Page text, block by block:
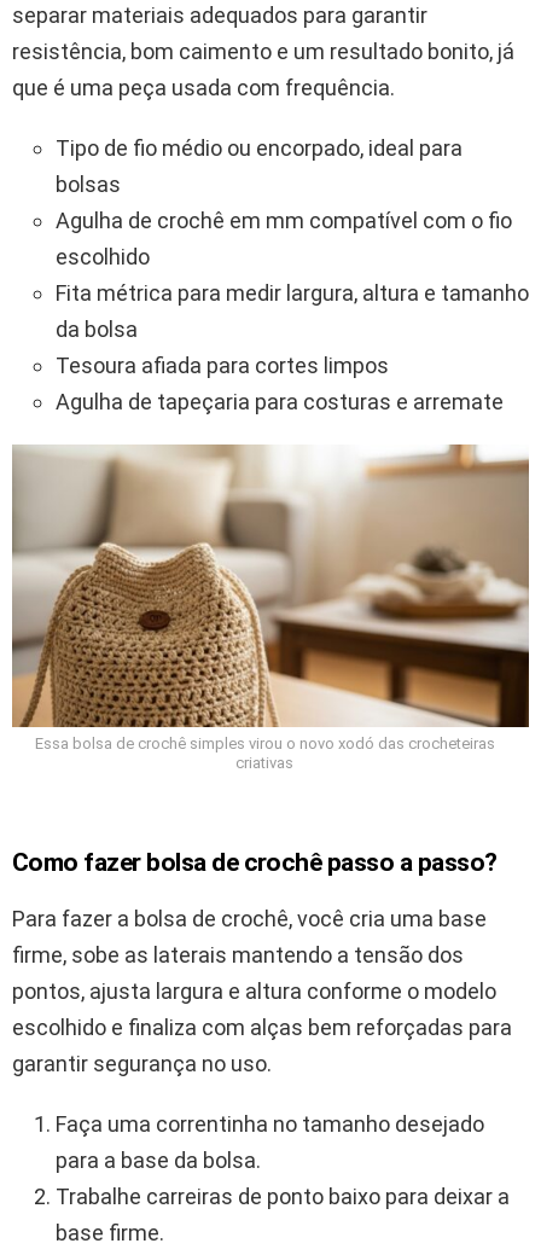
separar materiais adequados para garantir
resistência, bom caimento e um resultado bonito, já
que é uma peça usada com frequência.
Tipo de fio médio ou encorpado, ideal para
bolsas
Agulha de crochê em mm compatível com o fio
escolhido
Fita métrica para medir largura, altura e tamanho
da bolsa
Tesoura afiada para cortes limpos
Agulha de tapeçaria para costuras e arremate
Essa bolsa de crochê simples virou o novo xodó das crocheteiras
criativas
Como fazer bolsa de crochê passo a passo?
Para fazer a bolsa de crochê, você cria uma base
firme, sobe as laterais mantendo a tensão dos
pontos, ajusta largura e altura conforme o modelo
escolhido e finaliza com alças bem reforçadas para
garantir segurança no uso.
Faça uma correntinha no tamanho desejado
para a base da bolsa.
Trabalhe carreiras de ponto baixo para deixar a
base firme.